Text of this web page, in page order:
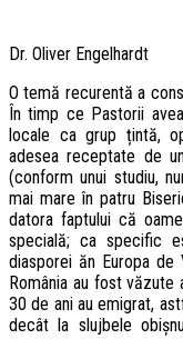
Dr. Oliver Engelhardt
O temă recurentă a
În timp ce Pastorii
locale ca grup țintă,
adesea receptate de
(conform unui studiu,
mai mare în patru
datora faptului că
specială; ca specific
diasporei ăn Europa de
România au fost văzute
30 de ani au emigrat,
decât la slujbele